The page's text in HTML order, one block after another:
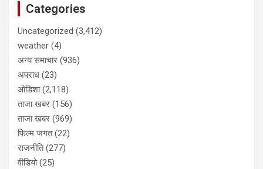
Categories
Uncategorized (3,412)
weather (4)
अन्य समाचार (936)
अपराध (23)
ओडिशा(2,118)
ताजा खबर (156)
ताजा खबर (969)
फिल्म जगत(22)
राजनीति(277)
वीडियो(25)